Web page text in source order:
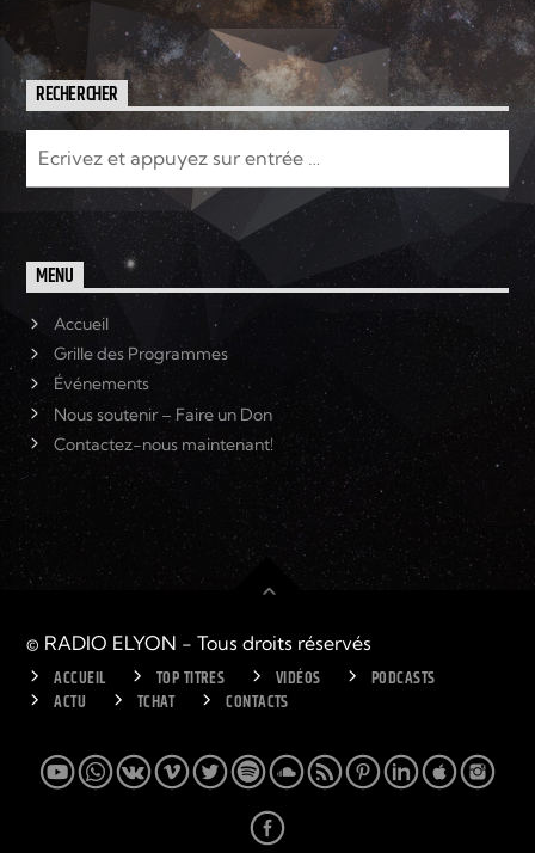
RECHERCHER
MENU
Accueil
Grille des Programmes
Événements
Nous soutenir – Faire un Don
Contactez-nous maintenant!
© RADIO ELYON - Tous droits réservés
ACCUEIL TOP TITRES VIDÉOS
PODCASTS
ACTU
TCHAT CONTACTS